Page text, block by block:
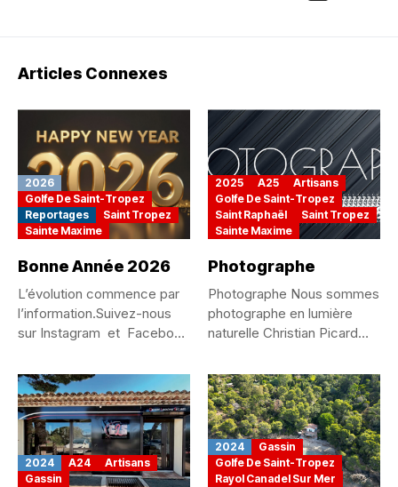
Articles Connexes
2026
Golfe De Saint-Tropez
Reportages
Saint Tropez
Sainte Maxime
Bonne Année 2026
L’évolution commence par
l’information.Suivez-nous
sur Instagram et Facebook
The Magazine Saint-
Tropez...
2025 A25
Artisans
Golfe De Saint-Tropez
Saint Raphaël
Saint Tropez
Sainte Maxime
Photographe
Photographe Nous sommes
photographe en lumière
naturelle Christian Picard
2024 A24
Artisans
Gassin
2024
Gassin
Golfe De Saint-Tropez
Rayol Canadel Sur Mer